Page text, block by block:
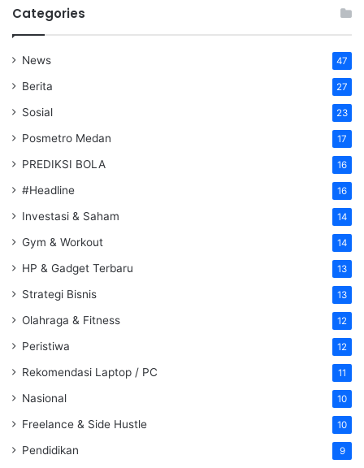
Categories
News 47
Berita 27
Sosial 23
Posmetro Medan 17
PREDIKSI BOLA 16
#Headline 16
Investasi & Saham 14
Gym & Workout 14
HP & Gadget Terbaru 13
Strategi Bisnis 13
Olahraga & Fitness 12
Peristiwa 12
Rekomendasi Laptop / PC 11
Nasional 10
Freelance & Side Hustle 10
Pendidikan 9